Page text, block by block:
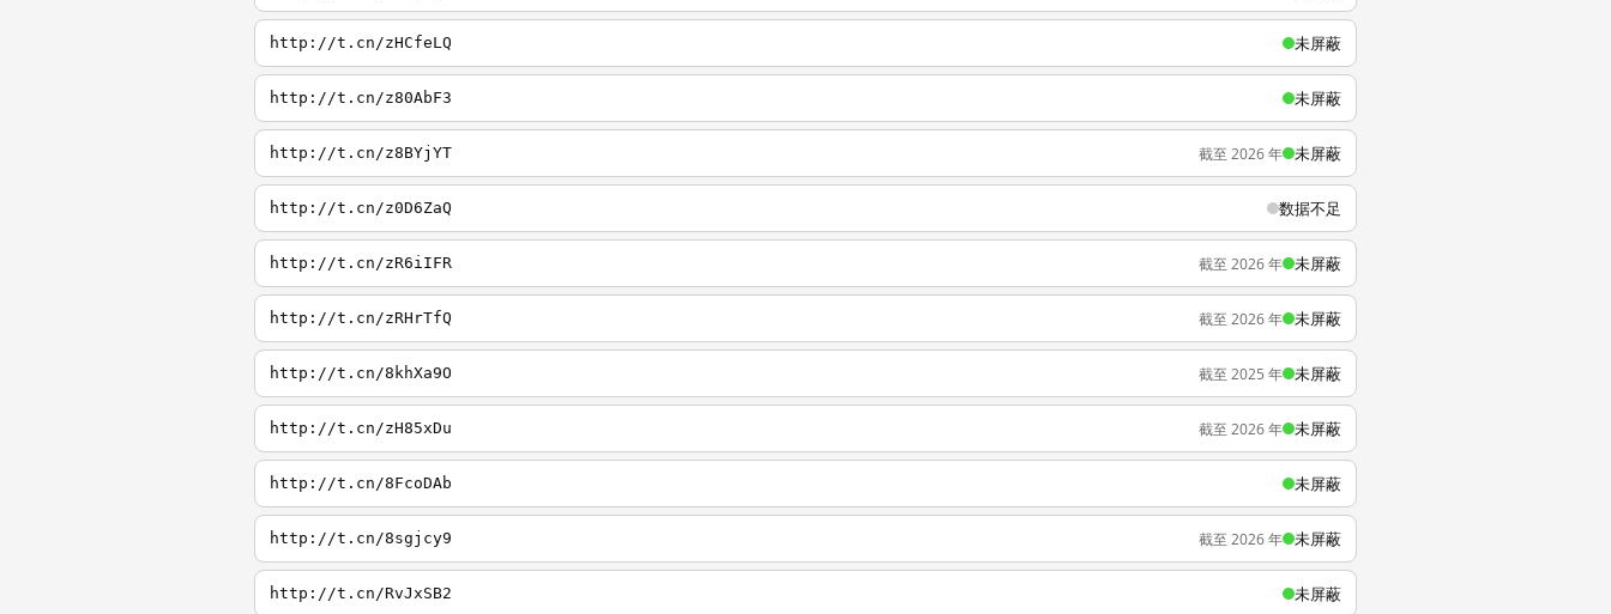
http://t.cn/zHCfeLQ 未屏蔽
http://t.cn/z80AbF3 未屏蔽
http://t.cn/z8BYjYT 截至 2026 年 未屏蔽
http://t.cn/z0D6ZaQ 数据不足
http://t.cn/zR6iIFR 截至 2026 年 未屏蔽
http://t.cn/zRHrTfQ 截至 2026 年 未屏蔽
http://t.cn/8khXa9O 截至 2025 年 未屏蔽
http://t.cn/zH85xDu 截至 2026 年 未屏蔽
http://t.cn/8FcoDAb 未屏蔽
http://t.cn/8sgjcy9 截至 2026 年 未屏蔽
http://t.cn/RvJxSB2 未屏蔽